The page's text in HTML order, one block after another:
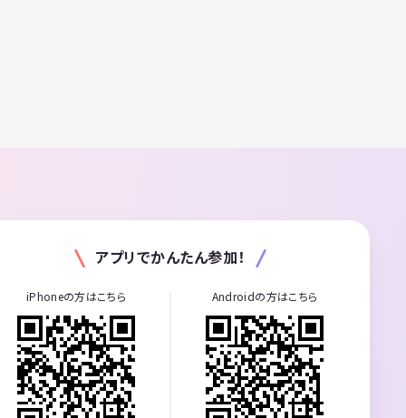
アプリでかんたん参加！
iPhoneの方はこちら Androidの方はこちら